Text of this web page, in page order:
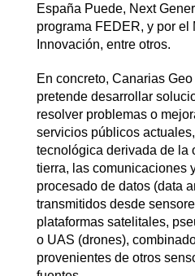
España Puede, Next
programa FEDER, y por
Innovación, entre otros.
En concreto, Canarias
pretende desarrollar
resolver problemas o
servicios públicos
tecnológica derivada de la
tierra, las comunicaciones
procesado de datos (data
transmitidos desde
plataformas satelitales,
o UAS (drones),
provenientes de otros